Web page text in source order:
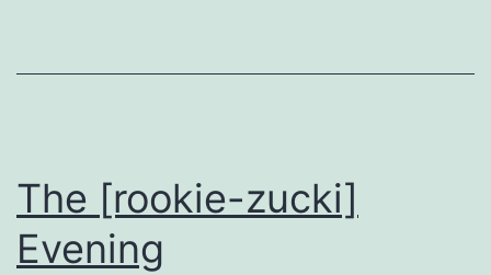
The [rookie-zucki]
Evening